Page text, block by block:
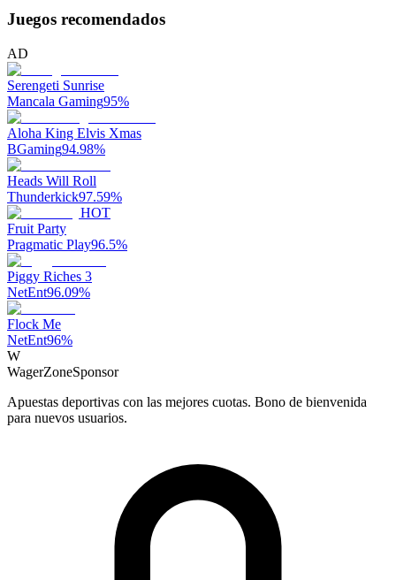
Juegos recomendados
AD
Serengeti Sunrise
Mancala Gaming95%
Aloha King Elvis Xmas
BGaming94.98%
Heads Will Roll
Thunderkick97.59%
HOT
Fruit Party
Pragmatic Play96.5%
Piggy Riches 3
NetEnt96.09%
Flock Me
NetEnt96%
W
WagerZoneSponsor
Apuestas deportivas con las mejores cuotas. Bono de bienvenida
para nuevos usuarios.